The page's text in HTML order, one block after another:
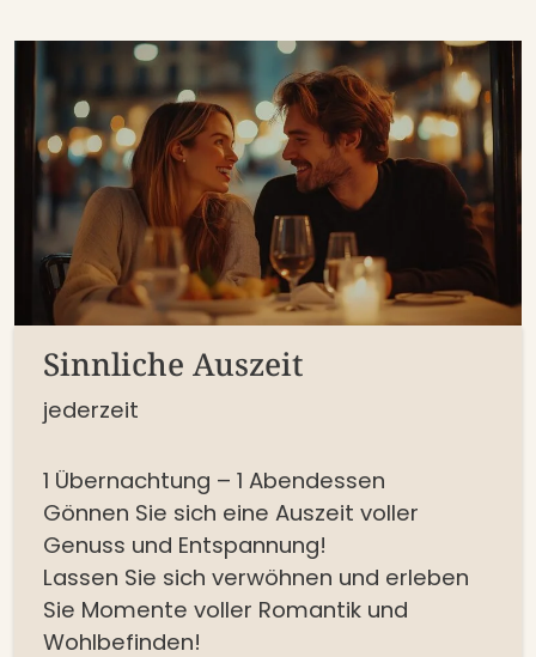
Sinnliche Auszeit
jederzeit
1 Übernachtung – 1 Abendessen
Gönnen Sie sich eine Auszeit voller
Genuss und Entspannung!
Lassen Sie sich verwöhnen und erleben
Sie Momente voller Romantik und
Wohlbefinden!